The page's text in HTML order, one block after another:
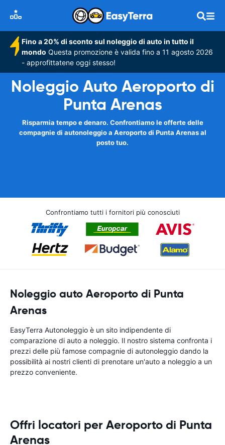
Fino a 20% di sconto sul noleggio di auto in tutto il
mondo Questa promozione è valida fino a 11 agosto 2026
- approfittatene oggi stesso!
Noleggio Auto Aeroporto di
Punta Arenas
Risparmia tempo e denaro. Confrontiamo le offerte delle
compagnie di autonoleggio a Aeroporto di Punta Arenas al
posto tuo.
Confrontiamo tutti i fornitori più conosciuti
Noleggio auto Aeroporto di Punta
Arenas
EasyTerra Autonoleggio è un sito indipendente di
comparazione di auto a noleggio. Il nostro sistema confronta i
prezzi delle più famose compagnie di autonoleggio dando la
possibilità ai nostri clienti di prenotare un'auto a noleggio a un
prezzo conveniente.
Offri locatori per Aeroporto di Punta
Arenas